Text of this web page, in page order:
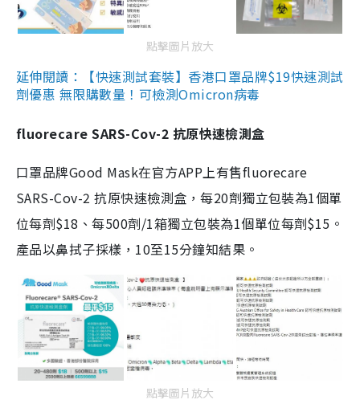
點擊圖片放大
延伸閱讀：【快速測試套裝】香港口罩品牌$19快速測試
劑優惠 無限購數量！可檢測Omicron病毒
fluorecare SARS-Cov-2 抗原快速檢測盒
口罩品牌Good Mask在官方APP上有售fluorecare
SARS-Cov-2 抗原快速檢測盒，每20劑獨立包裝為1個單
位每劑$18、每500劑/1箱獨立包裝為1個單位每劑$15。
產品以鼻拭子採樣，10至15分鐘知結果。
點擊圖片放大